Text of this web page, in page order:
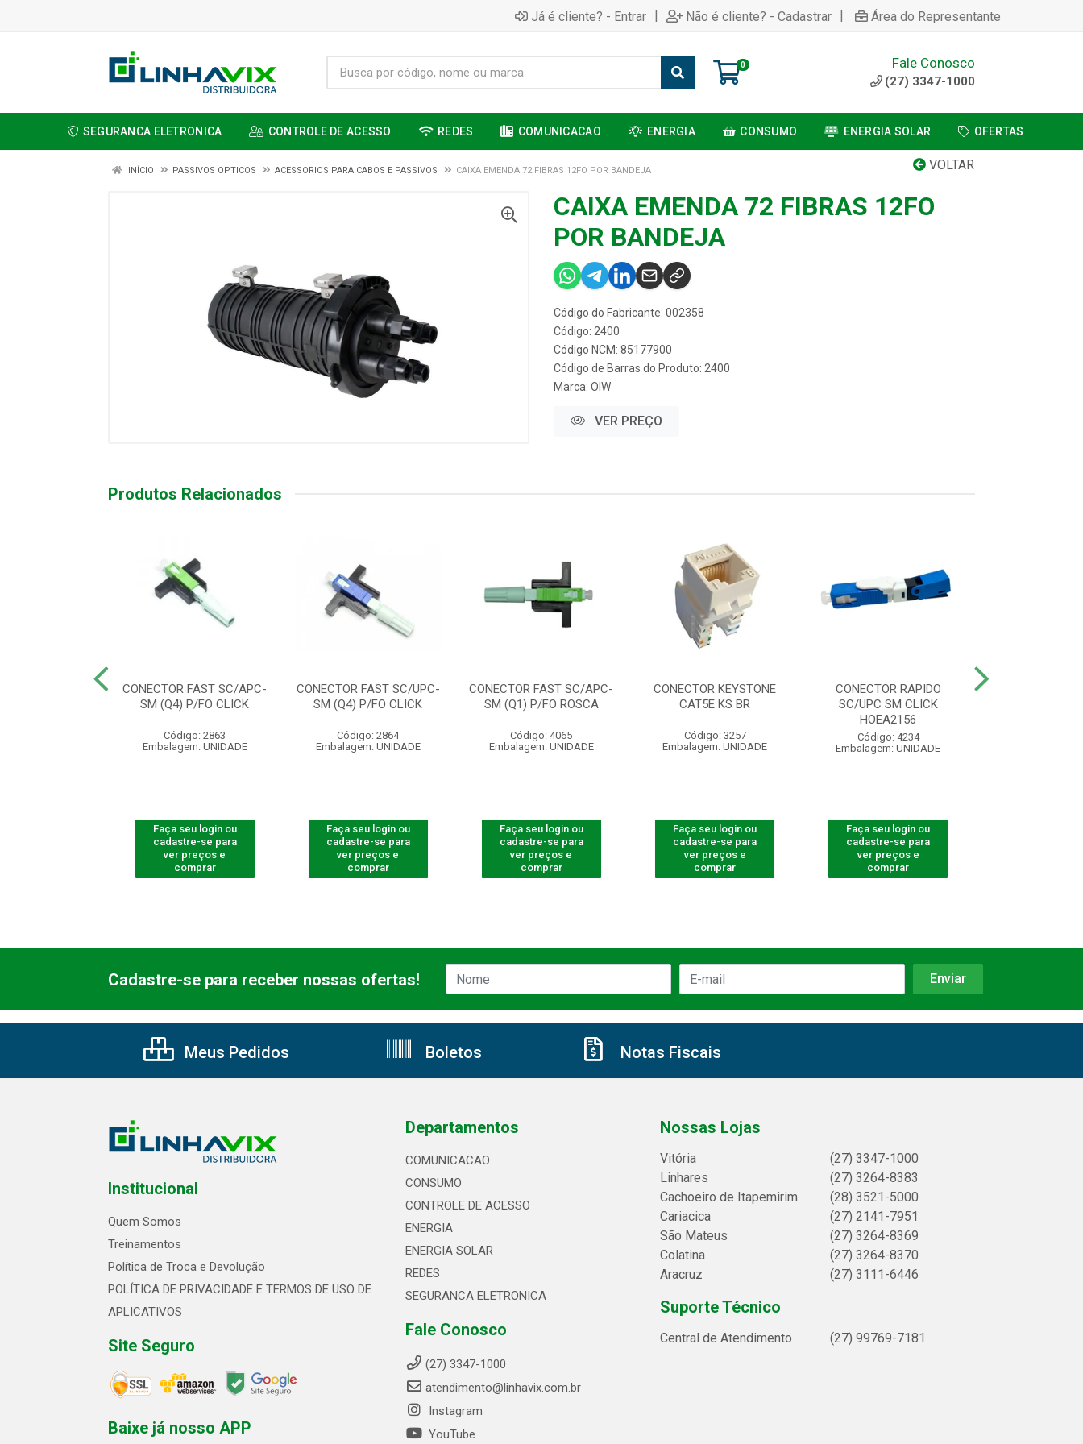
Já é cliente? - Entrar | Não é cliente? - Cadastrar | Área do Representante
0 Fale Conosco
(27) 3347-1000
SEGURANCA ELETRONICA CONTROLE DE ACESSO REDES COMUNICACAO ENERGIA CONSUMO ENERGIA SOLAR OFERTAS
VOLTAR
INÍCIO PASSIVOS OPTICOS ACESSORIOS PARA CABOS E PASSIVOS CAIXA EMENDA 72 FIBRAS 12FO POR BANDEJA
CAIXA EMENDA 72 FIBRAS 12FO
POR BANDEJA
Código do Fabricante: 002358
Código: 2400
Código NCM: 85177900
Código de Barras do Produto: 2400
Marca: OIW
VER PREÇO
Produtos Relacionados
CONECTOR FAST SC/APC-
SM (Q4) P/FO CLICK
Código: 2863
Embalagem: UNIDADE
Faça seu login ou
cadastre-se para
ver preços e
comprar
CONECTOR FAST SC/UPC-
SM (Q4) P/FO CLICK
Código: 2864
Embalagem: UNIDADE
Faça seu login ou
cadastre-se para
ver preços e
comprar
CONECTOR FAST SC/APC-
SM (Q1) P/FO ROSCA
Código: 4065
Embalagem: UNIDADE
Faça seu login ou
cadastre-se para
ver preços e
comprar
CONECTOR KEYSTONE
CAT5E KS BR
Código: 3257
Embalagem: UNIDADE
Faça seu login ou
cadastre-se para
ver preços e
comprar
CONECTOR RAPIDO
SC/UPC SM CLICK
HOEA2156
Código: 4234
Embalagem: UNIDADE
Faça seu login ou
cadastre-se para
ver preços e
comprar
Cadastre-se para receber nossas ofertas!
Meus Pedidos Boletos Notas Fiscais
Institucional
Quem Somos
Treinamentos
Política de Troca e Devolução
POLÍTICA DE PRIVACIDADE E TERMOS DE USO DE
APLICATIVOS
Site Seguro
Baixe já nosso APP
Departamentos
COMUNICACAO
CONSUMO
CONTROLE DE ACESSO
ENERGIA
ENERGIA SOLAR
REDES
SEGURANCA ELETRONICA
Fale Conosco
(27) 3347-1000
atendimento@linhavix.com.br
Instagram
YouTube
Nossas Lojas
Vitória
(27) 3347-1000
Linhares
(27) 3264-8383
Cachoeiro de Itapemirim
(28) 3521-5000
Cariacica
(27) 2141-7951
São Mateus
(27) 3264-8369
Colatina
(27) 3264-8370
Aracruz
(27) 3111-6446
Suporte Técnico
Central de Atendimento (27) 99769-7181